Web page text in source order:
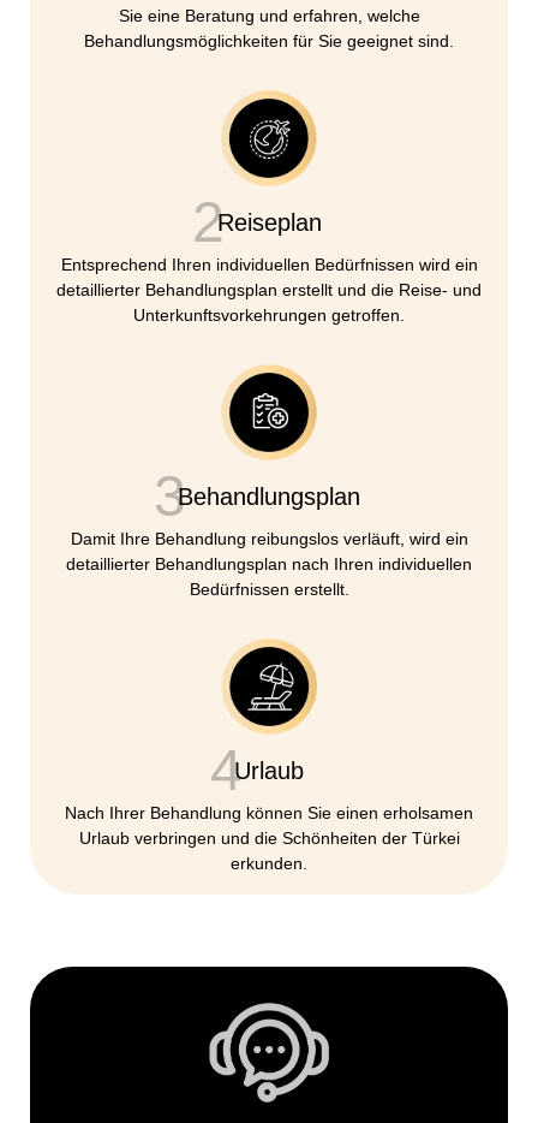
Sie eine Beratung und erfahren, welche
Behandlungsmöglichkeiten für Sie geeignet sind.
2Reiseplan
Entsprechend Ihren individuellen Bedürfnissen wird ein
detaillierter Behandlungsplan erstellt und die Reise- und
Unterkunftsvorkehrungen getroffen.
3Behandlungsplan
Damit Ihre Behandlung reibungslos verläuft, wird ein
detaillierter Behandlungsplan nach Ihren individuellen
Bedürfnissen erstellt.
4Urlaub
Nach Ihrer Behandlung können Sie einen erholsamen
Urlaub verbringen und die Schönheiten der Türkei
erkunden.